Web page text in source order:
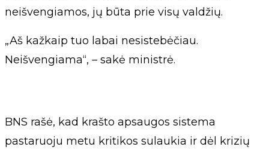
neišvengiamos, jų būta prie visų valdžių.
„Aš kažkaip tuo labai nesistebėčiau.
Neišvengiama“, – sakė ministrė.
BNS rašė, kad krašto apsaugos sistema
pastaruoju metu kritikos sulaukia ir dėl krizių